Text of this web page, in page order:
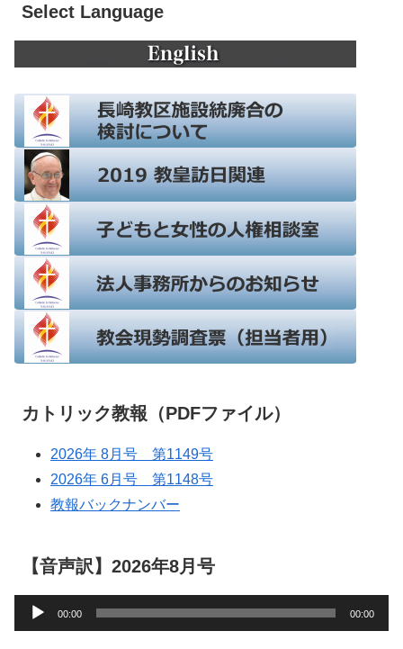
Select Language
カトリック教報（PDFファイル）
2026年 8月号 第1149号
2026年 6月号 第1148号
教報バックナンバー
【音声訳】2026年8月号
声
00:00 00:00